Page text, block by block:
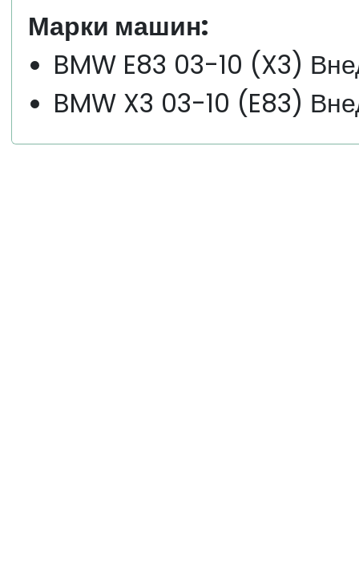
Марки машин:
BMW E83 03-10 (X3)
BMW X3 03-10 (E83)